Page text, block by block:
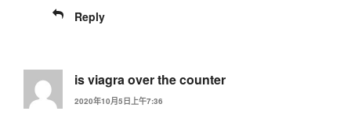
Reply
is viagra over the counter
2020年10月5日上午7:36